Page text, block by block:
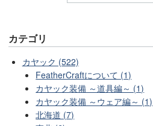
カテゴリ
カヤック (522)
FeatherCraftについて (1)
カヤック装備 ～道具編～ (1)
カヤック装備 ～ウェア編～ (1)
北海道 (7)